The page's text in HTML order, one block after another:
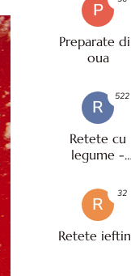
P
Preparate
oua
R
Retete cu
legume -
522
R
Retete
32